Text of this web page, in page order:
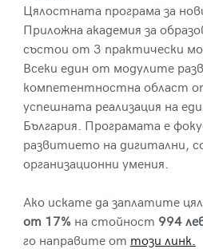
Цялостната програма за
Приложна академия за
състои от 3 практически
Всеки един от модулите
компетентностна област
успешната реализация на
България. Програмата е
развитието на дигитални,
организационни умения.
Ако искате да заплатите
от 17%на стойност 994
го направите от този линк.